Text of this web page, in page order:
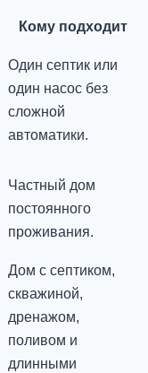
Кому подходит
Один септик или
один насос без
сложной
автоматики.
Частный дом
постоянного
проживания.
Дом с септиком,
скважиной,
дренажом,
поливом и
длинными